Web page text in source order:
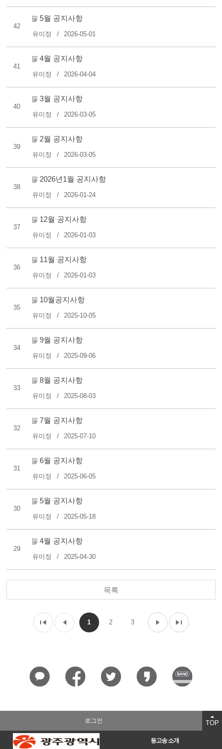
42
5월 공지사항
유미정 2026-05-01
41
4월 공지사항
유미정 2026-04-04
40
3월 공지사항
유미정 2026-03-05
39
2월 공지사항
유미정 2026-03-05
38
2026년1월 공지사항
유미정 2026-01-24
37
12월 공지사항
유미정 2026-01-03
36
11월 공지사항
유미정 2026-01-03
35
10월공지사항
유미정 2025-10-05
34
9월 공지사항
유미정 2025-09-06
33
8월 공지사항
유미정 2025-08-03
32
7월 공지사항
유미정 2025-07-10
31
6월 공지사항
유미정 2025-06-05
30
5월 공지사항
유미정 2025-05-18
29
4월 공지사항
유미정 2025-04-30
목록
1 2 3
로그인
동고송 소개
TOP